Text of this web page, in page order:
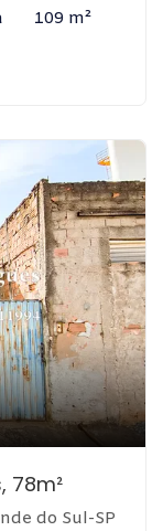
109 m²
78m²
do Sul-SP